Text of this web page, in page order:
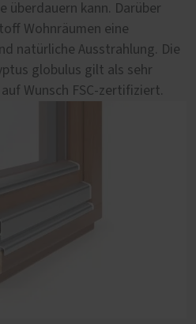
überdauern kann. Darüber
Wohnräumen eine
natürliche Ausstrahlung. Die
globulus gilt als sehr
Wunsch FSC-zertifiziert.
Schiebe-Tür aus dem
Die außen aufgebrachte
sieht nicht nur modern aus,
Wetter. Innen versprüht
wohltuende Behaglichkeit.